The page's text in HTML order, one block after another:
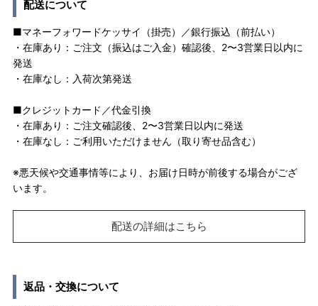
配送について
■マネーフォワードケッサイ（掛売）／銀行振込（前払い）
・在庫あり：ご注文（振込はご入金）確認後、2〜3営業日以内に
発送
・在庫なし：入荷次第発送
■クレジットカード／代金引換
・在庫あり：ご注文確認後、2〜3営業日以内に発送
・在庫なし：ご利用いただけません（取り寄せ品含む）
※悪天候や交通事情等により、お届け日時が前後する場合がござ
います。
配送の詳細はこちら
返品・交換について